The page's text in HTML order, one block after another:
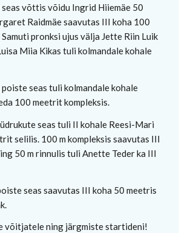
võttis võidu Ingrid Hiiemäe 50
Raidmäe saavutas III koha 100
pronksi ujus välja Jette Riin Luik
Miia Kikas tuli kolmandale kohale
seas tuli kolmandale kohale
100 meetrit kompleksis.
seas tuli II kohale Reesi-Mari
selilis. 100 m kompleksis saavutas III
50 m rinnulis tuli Anette Teder ka III
seas saavutas III koha 50 meetris
võitjatele ning järgmiste startideni!